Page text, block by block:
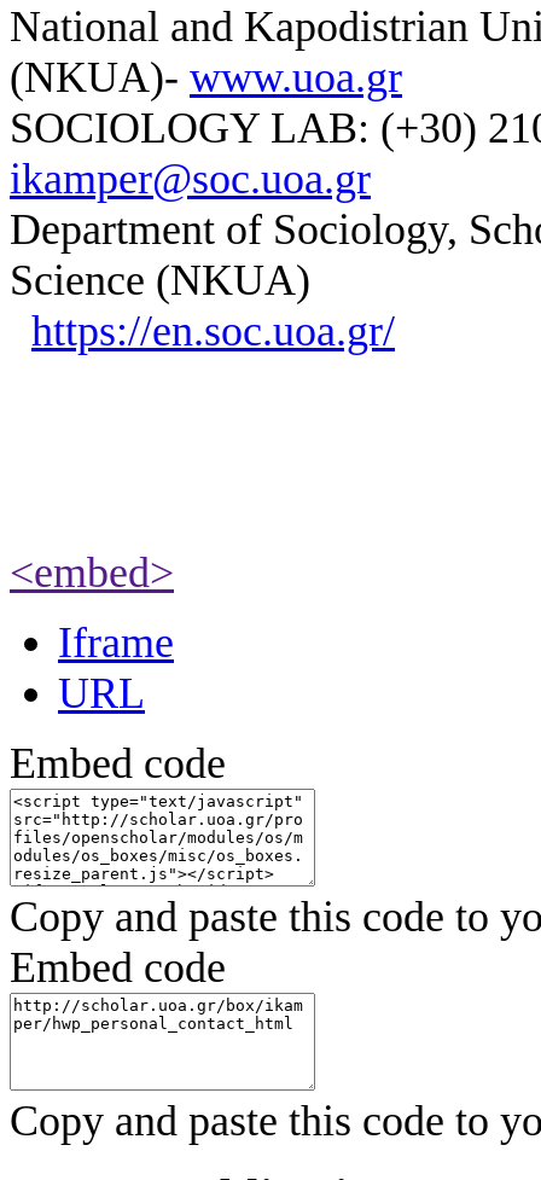
National and Kapodistrian
(NKUA)- www.uoa.gr
SOCIOLOGY LAB: (+30)
ikamper@soc.uoa.gr
Department of Sociology,
Science (NKUA)
https://en.soc.uoa.gr/
<embed>
Iframe
URL
Embed code
Copy and paste this code to
Embed code
Copy and paste this code to